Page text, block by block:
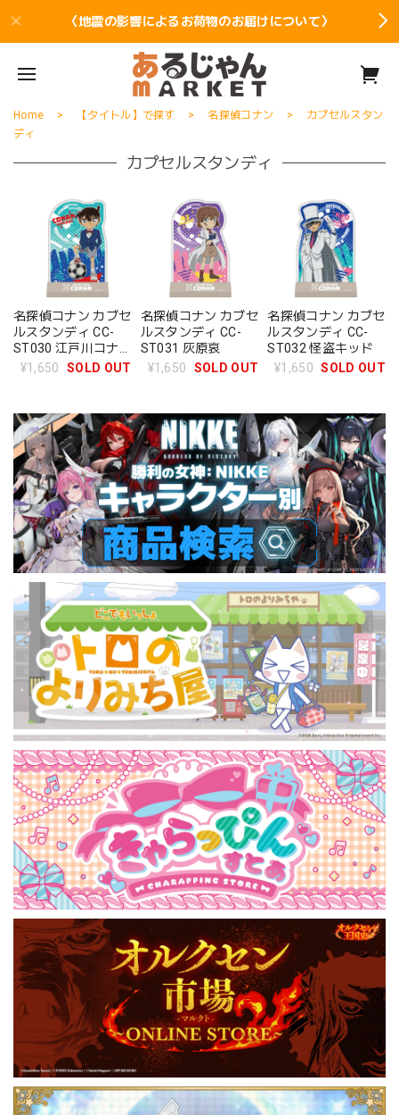
〈地震の影響によるお荷物のお届けについて〉
Home 【タイトル】で探す 名探偵コナン
カプセルスタン
ディ
カプセルスタンディ
名探偵コナン カブセ
ルスタンディ CC-
ST030 江戸川コナ
ン
¥1,650 SOLD OUT
名探偵コナン カブセ
ルスタンディ CC-
ST031 灰原哀
¥1,650
SOLD OUT
名探偵コナン カブセ
ルスタンディ CC-
ST032 怪盗キッド
¥1,650 SOLD OUT